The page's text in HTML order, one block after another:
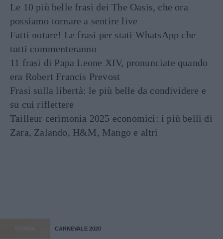
Le 10 più belle frasi dei The Oasis, che ora
possiamo tornare a sentire live
Fatti notare! Le frasi per stati WhatsApp che
tutti commenteranno
11 frasi di Papa Leone XIV, pronunciate quando
era Robert Francis Prevost
Frasi sulla libertà: le più belle da condividere e
su cui riflettere
Tailleur cerimonia 2025 economici: i più belli di
Zara, Zalando, H&M, Mango e altri
STORIA CARNEVALE 2020